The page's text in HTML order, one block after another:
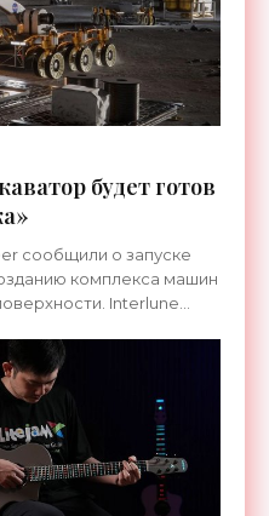
будет готов
сообщили о запуске
комплекса машин
Interlune